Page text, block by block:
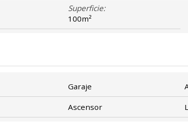
Superficie:
100m²
Garaje
Ascensor